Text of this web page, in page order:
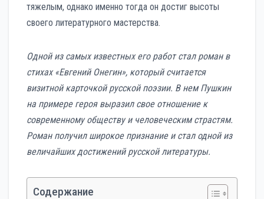
тяжелым, однако именно тогда он достиг высоты
своего литературного мастерства.
Одной из самых известных его работ стал роман в
стихах «Евгений Онегин», который считается
визитной карточкой русской поэзии. В нем Пушкин
на примере героя выразил свое отношение к
современному обществу и человеческим страстям.
Роман получил широкое признание и стал одной из
величайших достижений русской литературы.
Содержание